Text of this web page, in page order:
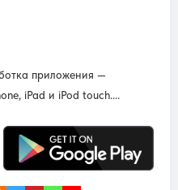
приложения —
iPad и iPod touch....